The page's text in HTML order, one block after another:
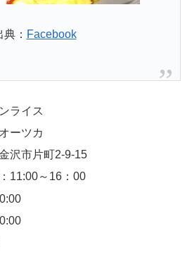
典： Facebook
ライス
ツカ
市片町2-9-15
11:00～16：00